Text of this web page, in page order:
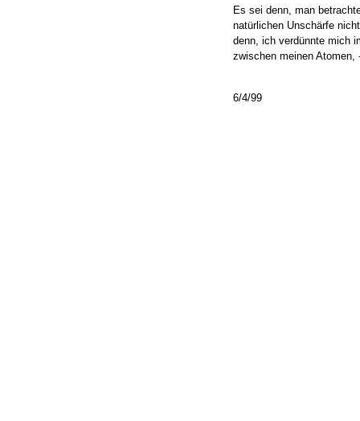
Es sei denn, man
natürlichen Unschärfe
denn, ich verdünnte mich
zwischen meinen
6/4/99